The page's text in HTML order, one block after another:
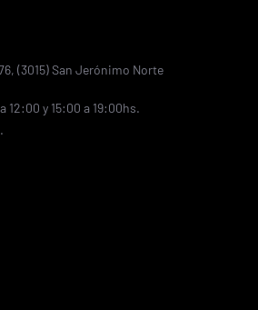
(3015) San Jerónimo Norte
12:00 y 15:00 a 19:00hs.